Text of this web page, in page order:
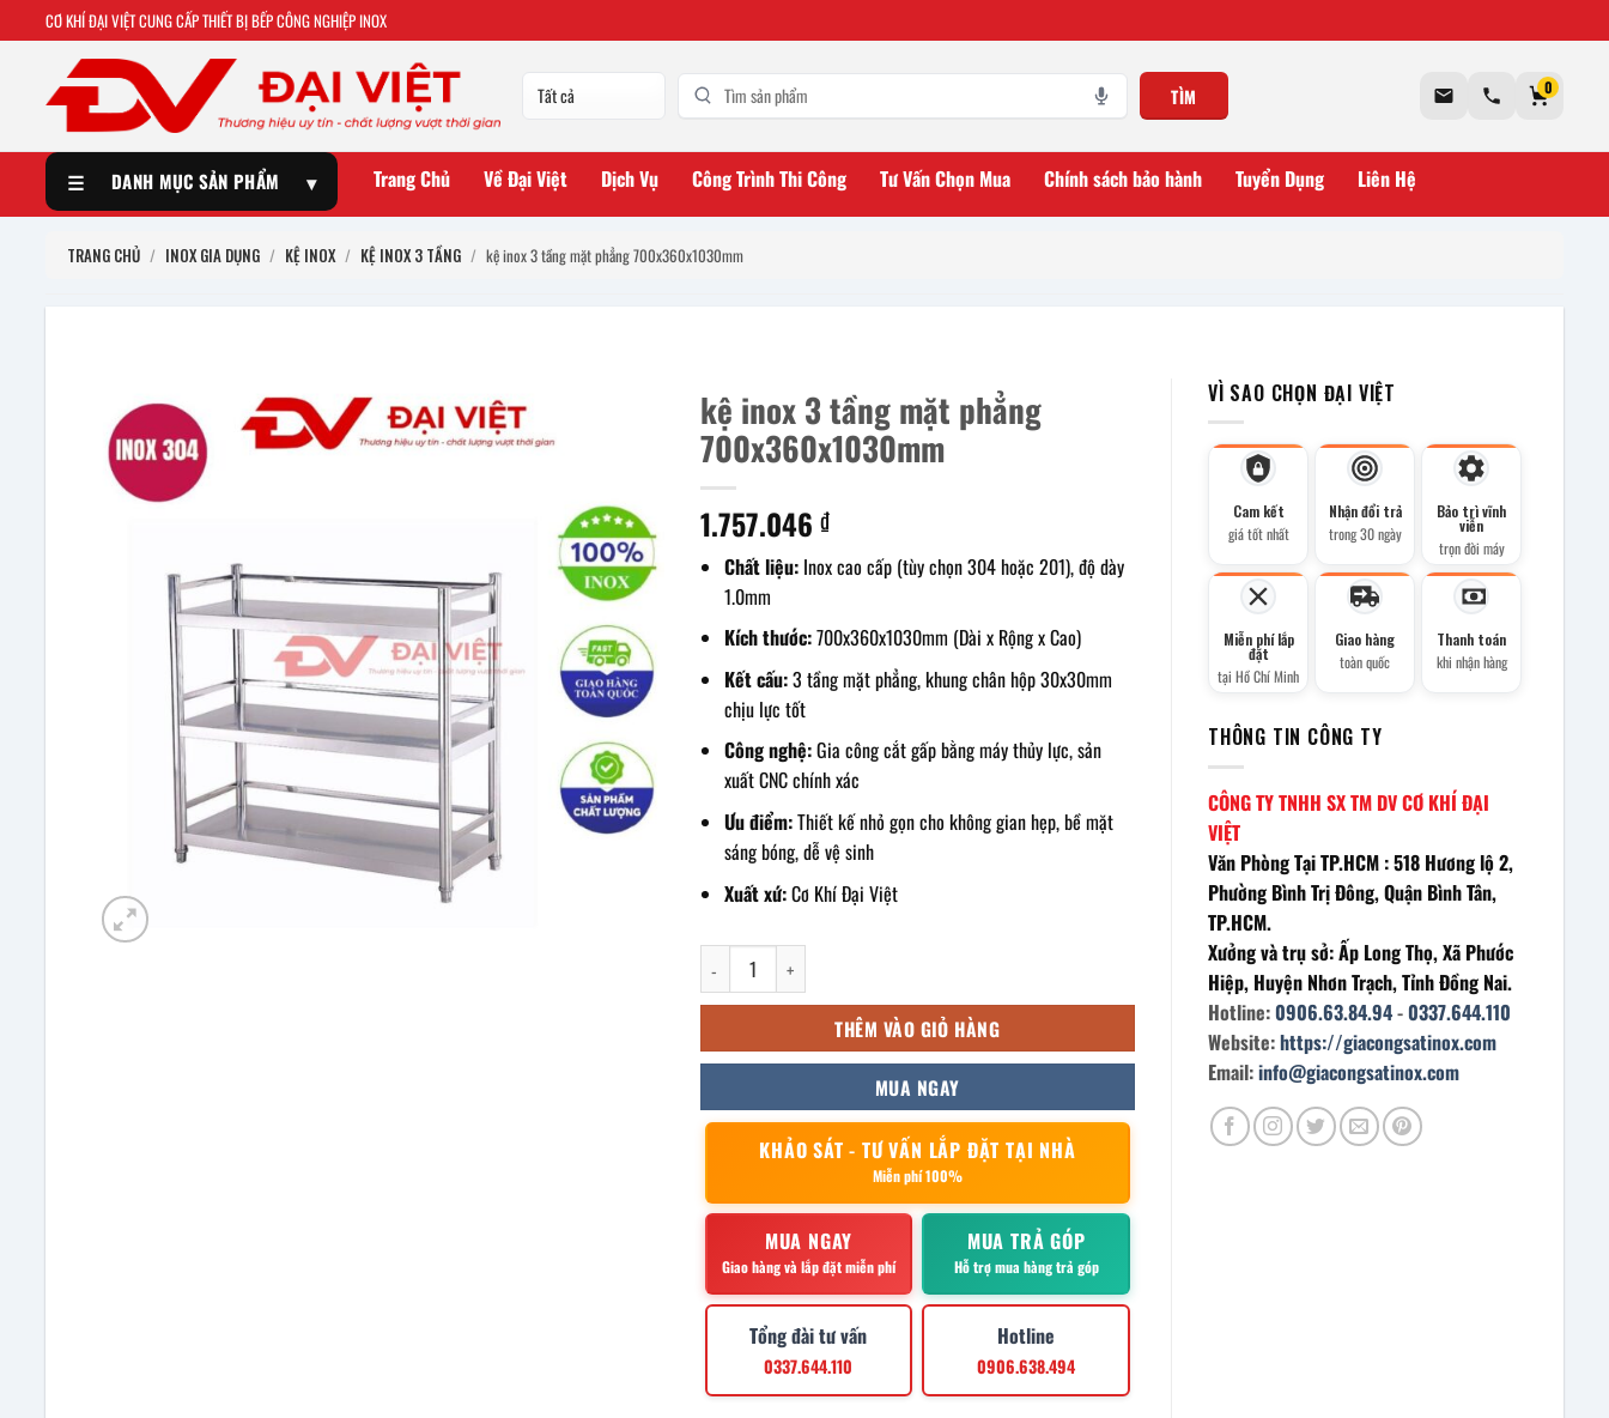
CƠ KHÍ ĐẠI VIỆT CUNG CẤP THIẾT BỊ BẾP CÔNG NGHIỆP INOX
TÌM 0
☰ DANH MỤC SẢN PHẨM ▾ Trang Chủ Về Đại Việt Dịch Vụ Công Trình Thi Công Tư Vấn Chọn Mua Chính sách bảo hành Tuyển Dụng Liên Hệ
TRANG CHỦ / INOX GIA DỤNG / KỆ INOX / KỆ INOX 3 TẦNG / kệ inox 3 tầng mặt phẳng 700x360x1030mm
kệ inox 3 tầng mặt phẳng
700x360x1030mm
1.757.046 ₫
Chất liệu: Inox cao cấp (tùy chọn 304 hoặc 201), độ dày
1.0mm
Kích thước:700x360x1030mm (Dài x Rộng x Cao)
Kết cấu:3 tầng mặt phẳng, khung chân hộp 30x30mm
chịu lực tốt
Công nghệ:Gia công cắt gấp bằng máy thủy lực, sản
xuất CNC chính xác
Ưu điểm:Thiết kế nhỏ gọn cho không gian hẹp, bề mặt
sáng bóng, dễ vệ sinh
Xuất xứ:Cơ Khí Đại Việt
kệ inox 3 tầng mặt phẳng 700x360x1030mm số lượng
THÊM VÀO GIỎ HÀNG
MUA NGAY
KHẢO SÁT - TƯ VẤN LẮP ĐẶT TẠI NHÀ
Miễn phí 100%
MUA NGAY
Giao hàng và lắp đặt miễn phí
MUA TRẢ GÓP
Hỗ trợ mua hàng trả góp
Tổng đài tư vấn
0337.644.110
Hotline
0906.638.494
VÌ SAO CHỌN ĐẠI VIỆT
Cam kết
giá tốt nhất
Nhận đổi trả
trong 30 ngày
Bảo trì vĩnh
viễn
trọn đời máy
Miễn phí lắp
đặt
tại Hồ Chí Minh
Giao hàng
toàn quốc
Thanh toán
khi nhận hàng
THÔNG TIN CÔNG TY
CÔNG TY TNHH SX TM DV CƠ KHÍ ĐẠI
VIỆT
Văn Phòng Tại TP.HCM : 518 Hương lộ 2,
Phường Bình Trị Đông, Quận Bình Tân,
TP.HCM.
Xưởng và trụ sở: Ấp Long Thọ, Xã Phước
Hiệp, Huyện Nhơn Trạch, Tỉnh Đồng Nai.
Hotline:0906.63.84.94-0337.644.110
Website:https://giacongsatinox.com
Email:info@giacongsatinox.com